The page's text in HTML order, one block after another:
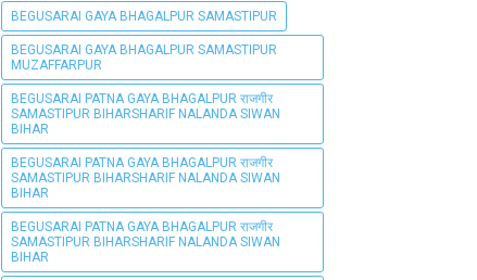
BEGUSARAI GAYA BHAGALPUR SAMASTIPUR
BEGUSARAI GAYA BHAGALPUR SAMASTIPUR
MUZAFFARPUR
BEGUSARAI PATNA GAYA BHAGALPUR राजगीर
SAMASTIPUR BIHARSHARIF NALANDA SIWAN
BIHAR
BEGUSARAI PATNA GAYA BHAGALPUR राजगीर
SAMASTIPUR BIHARSHARIF NALANDA SIWAN
BIHAR
BEGUSARAI PATNA GAYA BHAGALPUR राजगीर
SAMASTIPUR BIHARSHARIF NALANDA SIWAN
BIHAR